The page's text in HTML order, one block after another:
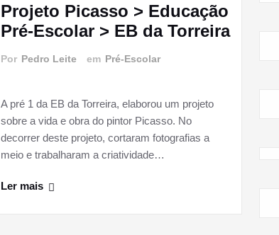
Projeto Picasso > Educação
Pré-Escolar > EB da Torreira
Por Pedro Leite em Pré-Escolar
A pré 1 da EB da Torreira, elaborou um projeto
sobre a vida e obra do pintor Picasso. No
decorrer deste projeto, cortaram fotografias a
meio e trabalharam a criatividade…
Ler mais